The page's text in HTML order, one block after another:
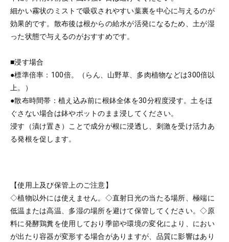
細かい霧状のミストで吸収されやすい葉裏を中心に与えるのが
効果的です。散布後は根からの給水が活発になるため、土が湿
った状態で与えるのがおすすめです。
■浸す場合
●標準倍率：100倍。（らん、山野草、多肉植物などは300倍以
上。）
●散布時間帯：植え込み前に根鉢全体を30分程度浸す。土をほ
ぐさない場合は鉢やポットのまま浸してください。
浸す（漬け置き）ことで成分が根に浸透し、刺激を受け活力あ
る発根を促します。
【使用上及び保管上のご注意】
◇植物以外には使えません。◇直射日光の当たる場所、極端に
低温または高温、多湿の場所を避けて保管してください。◇原
料に発酵鶏糞を使用しており季節や環境の変化により、におい
が出たり容器が変形する場合がありますが、品質に影響はあり